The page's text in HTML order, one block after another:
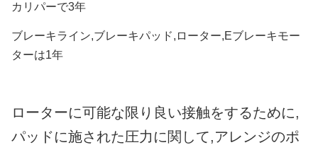
カリパーで3年
ブレーキライン,ブレーキパッド,ローター,Eブレーキモー
ターは1年
ローターに可能な限り良い接触をするために,
パッドに施された圧力に関して,アレンジのポ